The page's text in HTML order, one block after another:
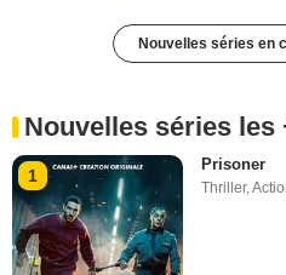
Nouvelles séries en
Nouvelles séries les
1
Prisoner
Thriller,